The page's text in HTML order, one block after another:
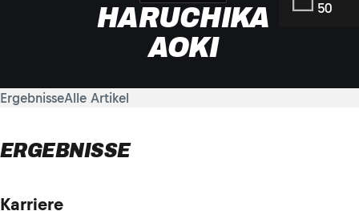
HARUCHIKA
AOKI
50
ErgebnisseAlle Artikel
ERGEBNISSE
Karriere